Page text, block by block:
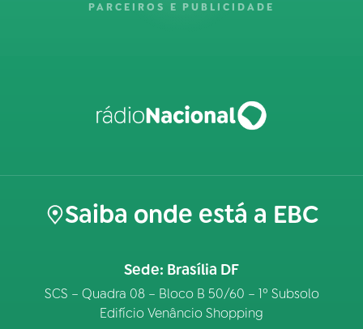
PARCEIROS E PUBLICIDADE
Saiba onde está a EBC
Sede: Brasília DF
SCS – Quadra 08 – Bloco B 50/60 – 1º Subsolo
Edifício Venâncio Shopping